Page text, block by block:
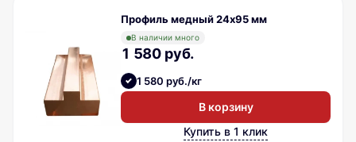
Профиль медный 24х95 мм
В наличии много
1 580 руб.
1 580 руб./кг
В корзину
Купить в 1 клик